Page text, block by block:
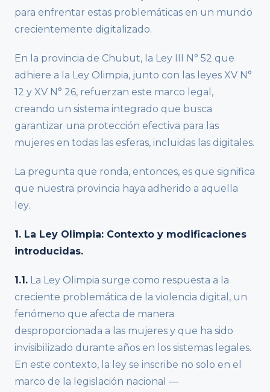
para enfrentar estas problemáticas en un mundo
crecientemente digitalizado.
En la provincia de Chubut, la Ley III N° 52 que
adhiere a la Ley Olimpia, junto con las leyes XV N°
12 y XV N° 26, refuerzan este marco legal,
creando un sistema integrado que busca
garantizar una protección efectiva para las
mujeres en todas las esferas, incluidas las digitales.
La pregunta que ronda, entonces, es que significa
que nuestra provincia haya adherido a aquella
ley.
1. La Ley Olimpia: Contexto y modificaciones
introducidas.
1.1. La Ley Olimpia surge como respuesta a la
creciente problemática de la violencia digital, un
fenómeno que afecta de manera
desproporcionada a las mujeres y que ha sido
invisibilizado durante años en los sistemas legales.
En este contexto, la ley se inscribe no solo en el
marco de la legislación nacional —